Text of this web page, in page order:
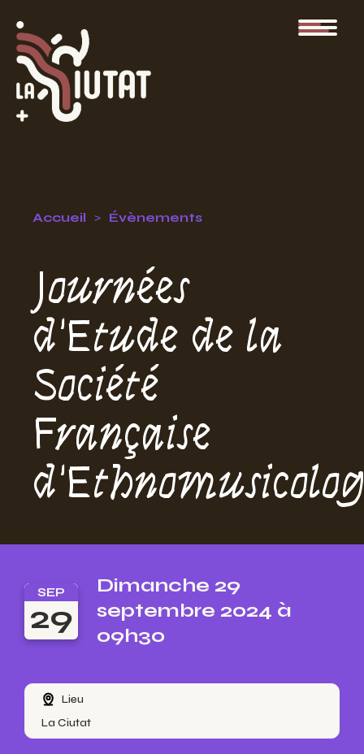
Accueil Évènements
Journées
d'Etude de la
Société
Française
SEP
29
Dimanche 29
septembre 2024 à
09h30
Lieu
La Ciutat